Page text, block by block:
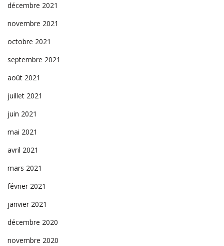
décembre 2021
novembre 2021
octobre 2021
septembre 2021
août 2021
juillet 2021
juin 2021
mai 2021
avril 2021
mars 2021
février 2021
janvier 2021
décembre 2020
novembre 2020